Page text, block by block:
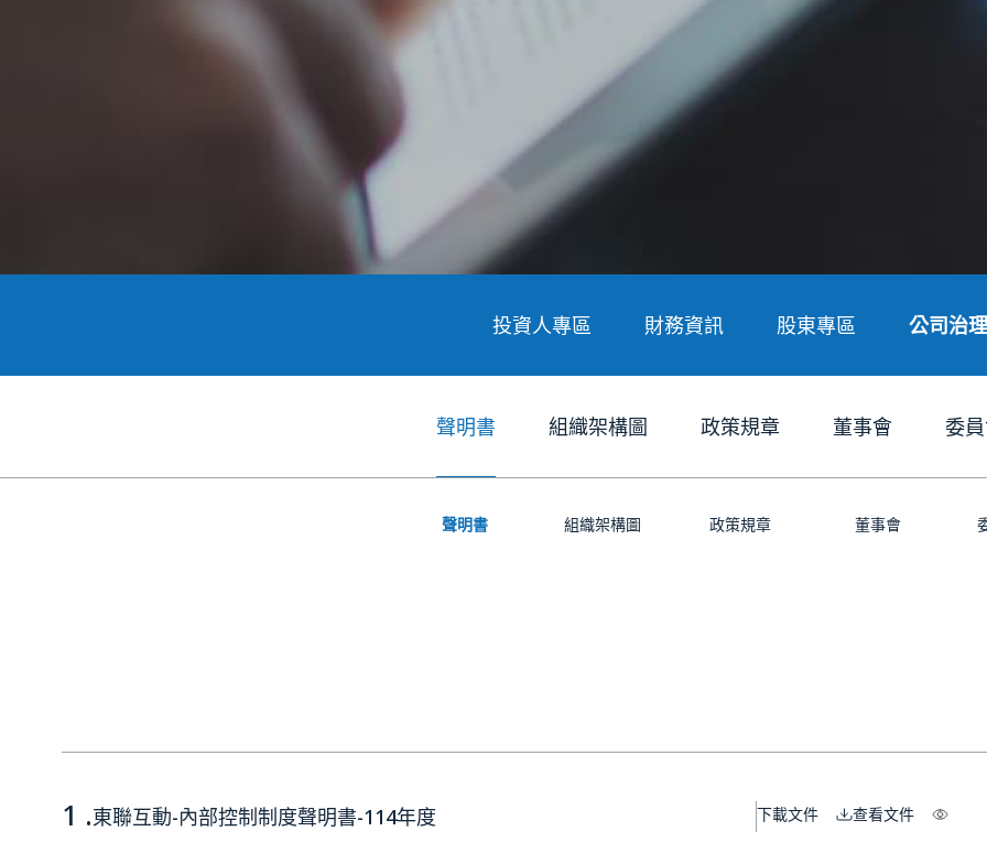
投資人專區 財務資訊 股東專區 公司治理
聲明書 組織架構圖 政策規章 董事會 委
聲明書 組織架構圖 政策規章 董事會
1 .東聯互動-內部控制制度聲明書-114年度 下載文件 查看文件